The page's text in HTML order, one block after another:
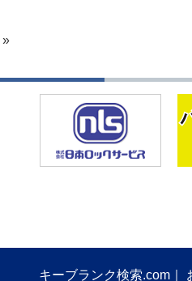
»
キーブランク検索.com